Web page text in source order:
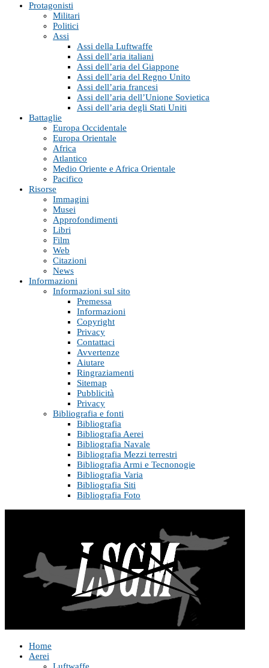
Protagonisti
Militari
Politici
Assi
Assi della Luftwaffe
Assi dell’aria italiani
Assi dell’aria del Giappone
Assi dell’aria del Regno Unito
Assi dell’aria francesi
Assi dell’aria dell’Unione Sovietica
Assi dell’aria degli Stati Uniti
Battaglie
Europa Occidentale
Europa Orientale
Africa
Atlantico
Medio Oriente e Africa Orientale
Pacifico
Risorse
Immagini
Musei
Approfondimenti
Libri
Film
Web
Citazioni
News
Informazioni
Informazioni sul sito
Premessa
Informazioni
Copyright
Privacy
Contattaci
Avvertenze
Aiutare
Ringraziamenti
Sitemap
Pubblicità
Privacy
Bibliografia e fonti
Bibliografia
Bibliografia Aerei
Bibliografia Navale
Bibliografia Mezzi terrestri
Bibliografia Armi e Tecnonogie
Bibliografia Varia
Bibliografia Siti
Bibliografia Foto
Home
Aerei